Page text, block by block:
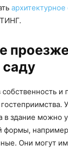
и
в здание можно
формы,
Они могут